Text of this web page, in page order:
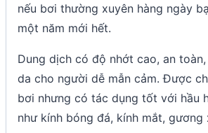
nếu bơi thường xuyên hàng ngày
một năm mới hết.
Dung dịch có độ nhớt cao, an
da cho người dễ mẫn cảm. Được
bơi nhưng có tác dụng tốt với hầu
như kính bóng đá, kính mắt, gương